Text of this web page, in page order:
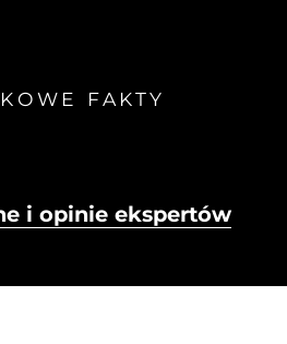
FAKTY
i opinie ekspertów